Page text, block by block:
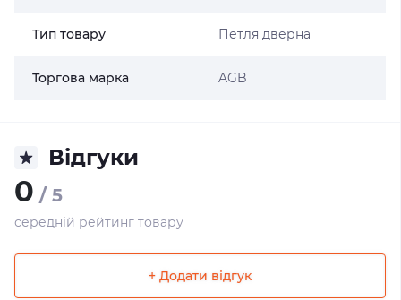
Тип товару Петля дверна
Торгова марка AGB
Відгуки
0 / 5
середній рейтинг товару
+ Додати відгук